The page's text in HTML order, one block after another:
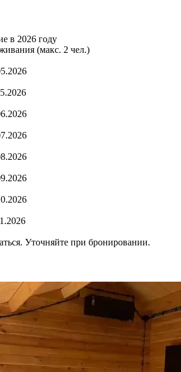
в 2026 году
(макс. 2 чел.)
Уточняйте при бронировании.